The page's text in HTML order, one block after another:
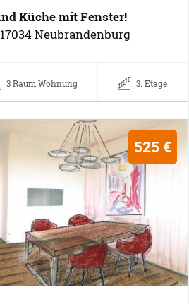
Küche mit Fenster!
Neubrandenburg
3 Raum Wohnung 3. Etage
525 €